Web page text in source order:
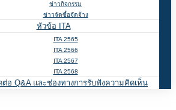
ข่าวกิจกรรม
ข่าวจัดซื้อจัดจ้าง
หัวข้อ ITA
ITA 2565
ITA 2566
ITA 2567
ITA 2568
อ Q&A และช่องทางการรับฟังความคิดเห็น